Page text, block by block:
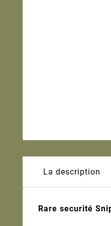
La description
Rare securité